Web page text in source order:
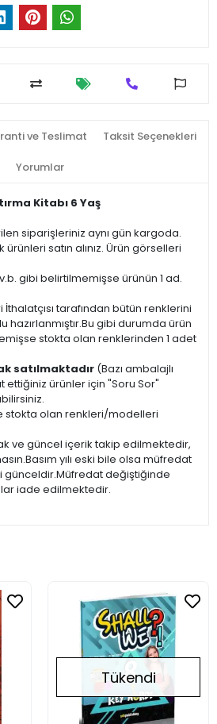
ve Teslimat Taksit Seçenekleri
Yorumlar
Kitabı 6 Yaş
siparişleriniz aynı gün kargoda.
satın alınız. Ürün görselleri
gibi belirtilmemişse ürünün 1 ad.
tarafından bütün renklerini
hazırlanmıştır.Bu gibi durumda ürün
stokta olan renklerinden 1 adet
satılmaktadır (Bazı ambalajlı
ürünler için "Soru Sor"
stokta olan renkleri/modelleri
ve güncel içerik takip edilmektedir,
yılı eski bile olsa müfredat
değiştiğinde
iade edilmektedir.
Tükendi